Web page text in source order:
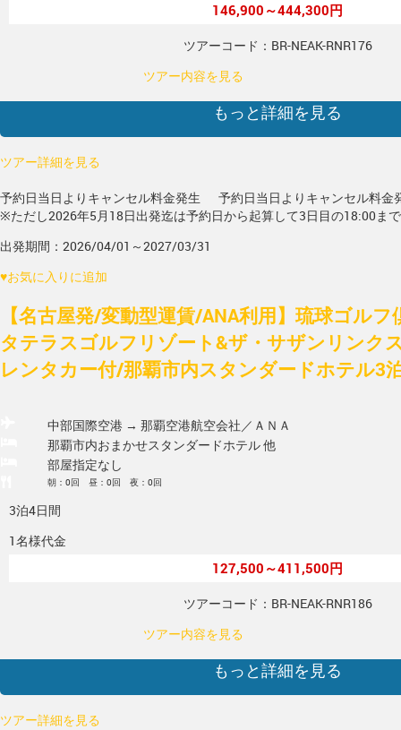
146,900～444,300円
ツアーコード：BR-NEAK-RNR176
ツアー内容を見る
もっと詳細を見る
ツアー詳細を見る
予約日当日よりキャンセル料金発生
予約日当日よりキャンセル料金
※ただし2026年5月18日出発迄は予約日から起算して3日目の18:00ま
出発期間：2026/04/01～2027/03/31
♥お気に入りに追加
【名古屋発/変動型運賃/ANA利用】琉球ゴル
タテラスゴルフリゾート&ザ・サザンリンク
レンタカー付/那覇市内スタンダードホテル3
中部国際空港 → 那覇空港航空会社／ＡＮＡ
那覇市内おまかせスタンダードホテル 他
部屋指定なし
朝：0回 昼：0回 夜：0回
3泊4日間
1名様代金
127,500～411,500円
ツアーコード：BR-NEAK-RNR186
ツアー内容を見る
もっと詳細を見る
ツアー詳細を見る